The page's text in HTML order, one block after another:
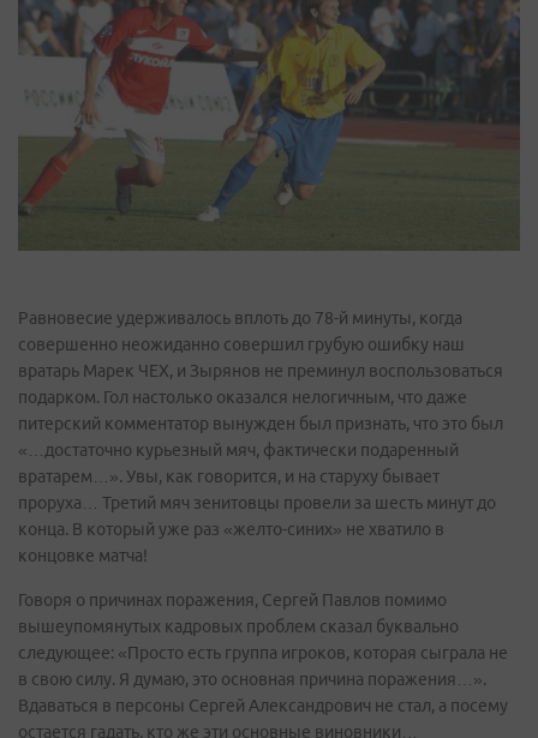
Равновесие удерживалось вплоть до 78-й минуты, когда
совершенно неожиданно совершил грубую ошибку наш
вратарь Марек ЧЕХ, и Зырянов не преминул воспользоваться
подарком. Гол настолько оказался нелогичным, что даже
питерский комментатор вынужден был признать, что это был
«…достаточно курьезный мяч, фактически подаренный
вратарем…». Увы, как говорится, и на старуху бывает
проруха… Третий мяч зенитовцы провели за шесть минут до
конца. В который уже раз «желто-синих» не хватило в
концовке матча!
Говоря о причинах поражения, Сергей Павлов помимо
вышеупомянутых кадровых проблем сказал буквально
следующее: «Просто есть группа игроков, которая сыграла не
в свою силу. Я думаю, это основная причина поражения…».
Вдаваться в персоны Сергей Александрович не стал, а посему
остается гадать, кто же эти основные виновники…